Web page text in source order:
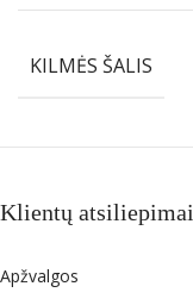
KILMĖS ŠALIS
Klientų atsiliepimai
Apžvalgos